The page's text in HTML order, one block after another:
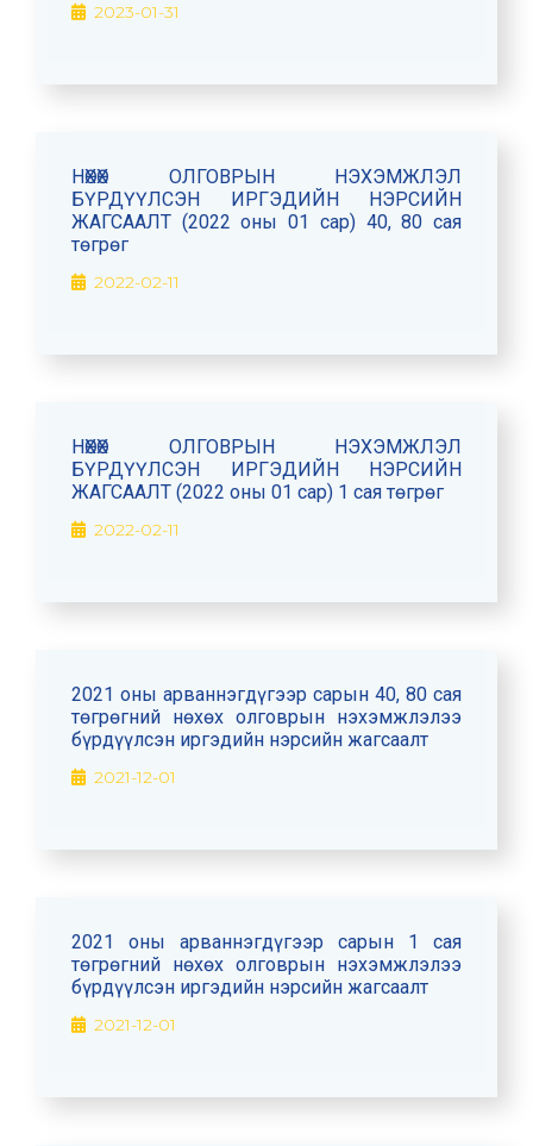
2023-01-31
НӨХӨХ ОЛГОВРЫН НЭХЭМЖЛЭЛ
БҮРДҮҮЛСЭН ИРГЭДИЙН НЭРСИЙН
ЖАГСААЛТ (2022 оны 01 сар) 40, 80 сая
төгрөг
2022-02-11
НӨХӨХ ОЛГОВРЫН НЭХЭМЖЛЭЛ
БҮРДҮҮЛСЭН ИРГЭДИЙН НЭРСИЙН
ЖАГСААЛТ (2022 оны 01 сар) 1 сая төгрөг
2022-02-11
2021 оны арваннэгдүгээр сарын 40, 80 сая
төгрөгний нөхөх олговрын нэхэмжлэлээ
бүрдүүлсэн иргэдийн нэрсийн жагсаалт
2021-12-01
2021 оны арваннэгдүгээр сарын 1 сая
төгрөгний нөхөх олговрын нэхэмжлэлээ
бүрдүүлсэн иргэдийн нэрсийн жагсаалт
2021-12-01